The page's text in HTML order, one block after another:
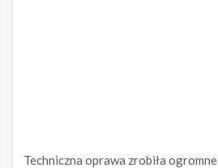
Techniczna oprawa zrobiła